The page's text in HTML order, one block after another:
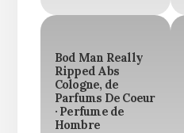
Bod Man Really
Ripped Abs
Cologne, de
Parfums De Coeur
· Perfume de
Hombre